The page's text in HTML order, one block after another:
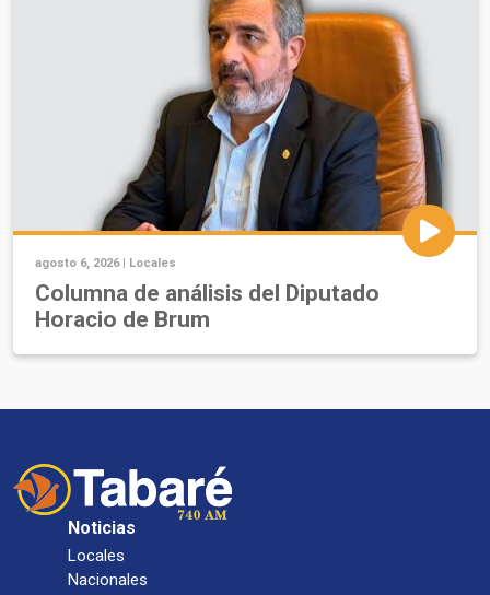
agosto 6, 2026 | Locales
Columna de análisis del Diputado
Horacio de Brum
Noticias
Locales
Nacionales